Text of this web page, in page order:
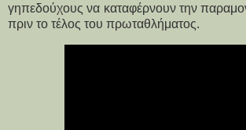
γηπεδούχους να καταφέρνουν την
πριν το τέλος του πρωταθλήματος.